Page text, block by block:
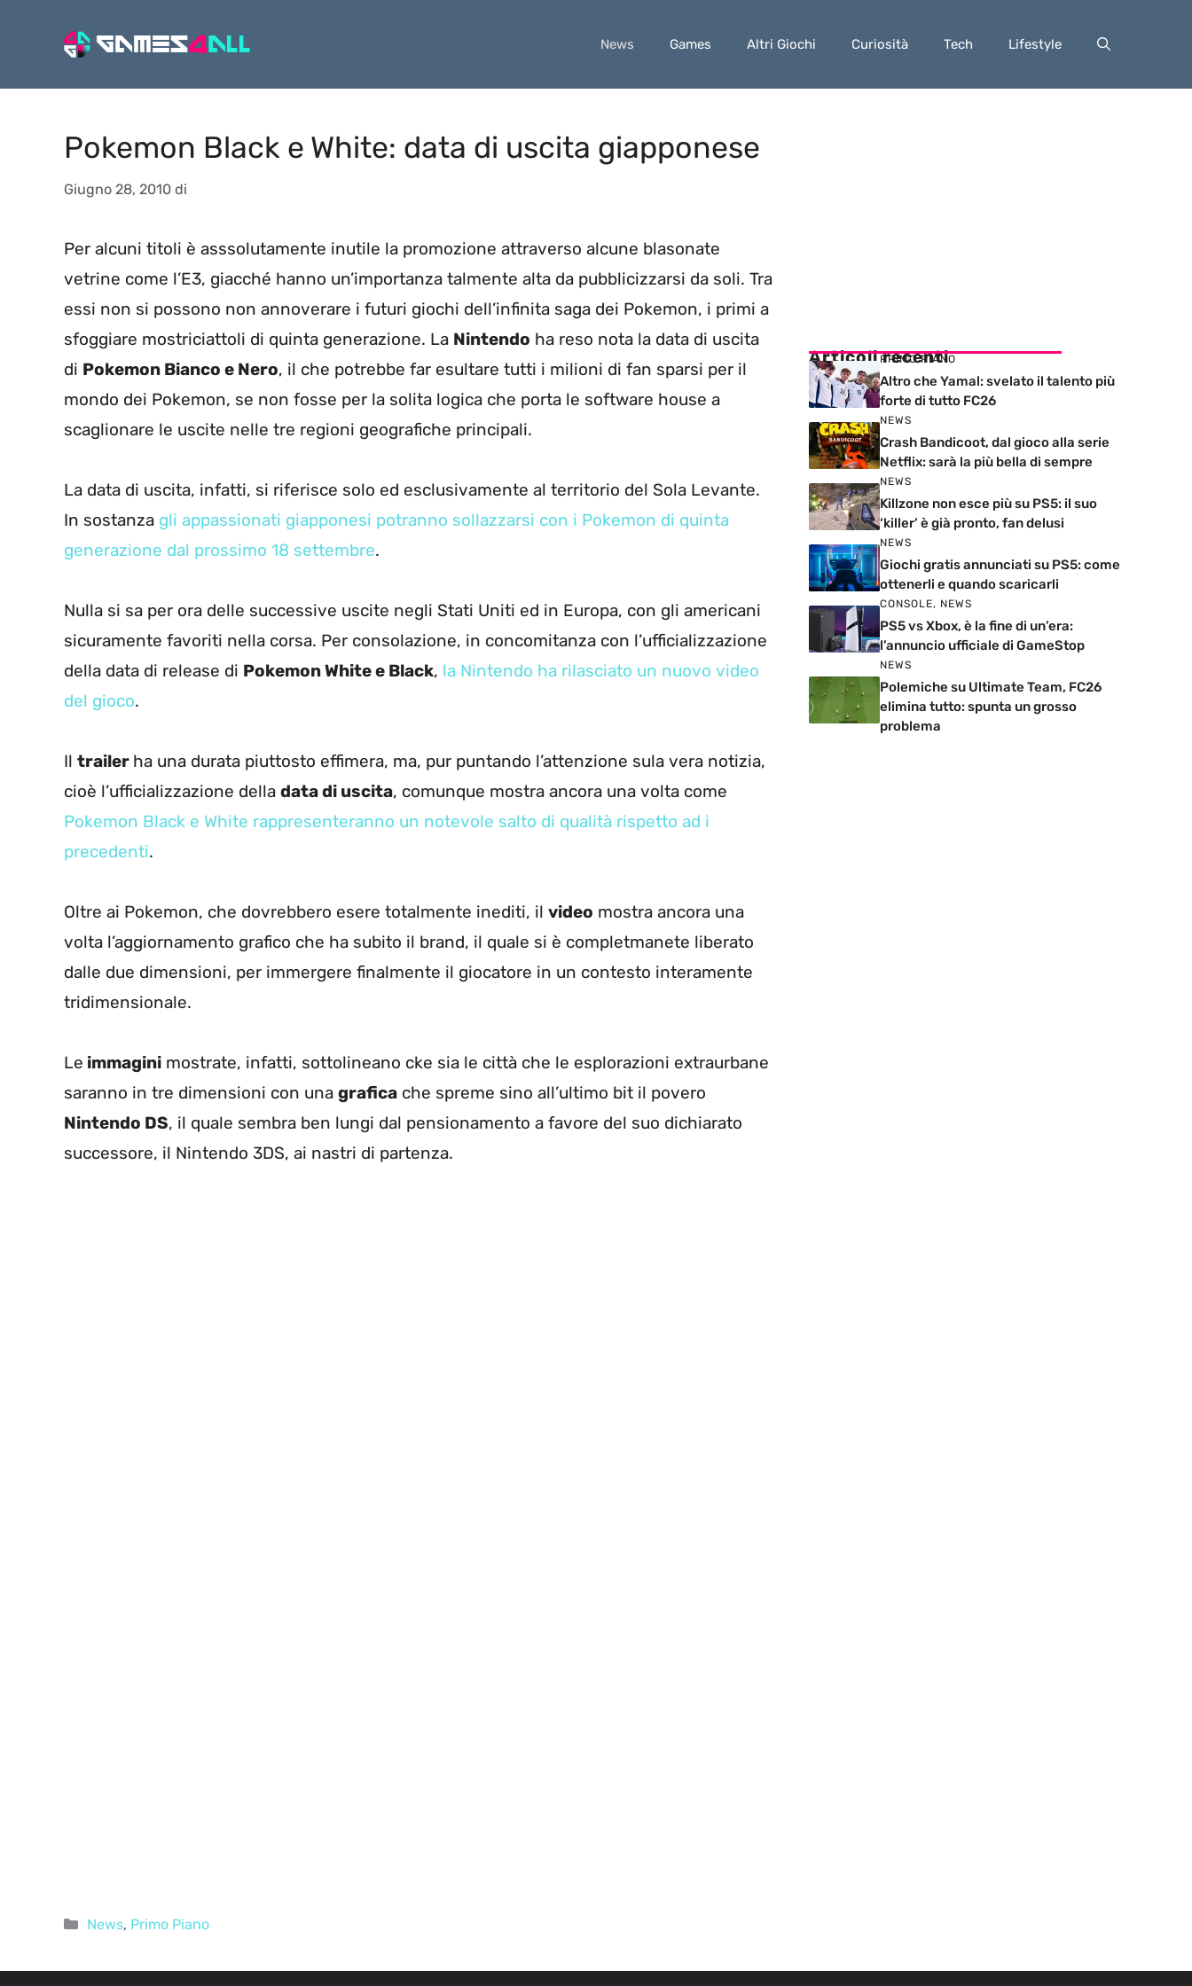
News Games Altri Giochi Curiosità Tech Lifestyle
Pokemon Black e White: data di uscita giapponese
Giugno 28, 2010 di
Per alcuni titoli è asssolutamente inutile la promozione attraverso alcune blasonate
vetrine come l’E3, giacché hanno un’importanza talmente alta da pubblicizzarsi da soli. Tra
essi non si possono non annoverare i futuri giochi dell’infinita saga dei Pokemon, i primi a
sfoggiare mostriciattoli di quinta generazione. La Nintendo ha reso nota la data di uscita
di Pokemon Bianco e Nero, il che potrebbe far esultare tutti i milioni di fan sparsi per il
mondo dei Pokemon, se non fosse per la solita logica che porta le software house a
scaglionare le uscite nelle tre regioni geografiche principali.
La data di uscita, infatti, si riferisce solo ed esclusivamente al territorio del Sola Levante.
In sostanza gli appassionati giapponesi potranno sollazzarsi con i Pokemon di quinta
generazione dal prossimo 18 settembre.
Nulla si sa per ora delle successive uscite negli Stati Uniti ed in Europa, con gli americani
sicuramente favoriti nella corsa. Per consolazione, in concomitanza con l’ufficializzazione
della data di release di Pokemon White e Black, la Nintendo ha rilasciato un nuovo video
del gioco.
Il trailer ha una durata piuttosto effimera, ma, pur puntando l’attenzione sula vera notizia,
cioè l’ufficializzazione della data di uscita, comunque mostra ancora una volta come
Pokemon Black e White rappresenteranno un notevole salto di qualità rispetto ad i
precedenti.
Oltre ai Pokemon, che dovrebbero esere totalmente inediti, il video mostra ancora una
volta l’aggiornamento grafico che ha subito il brand, il quale si è completmanete liberato
dalle due dimensioni, per immergere finalmente il giocatore in un contesto interamente
tridimensionale.
Le immagini mostrate, infatti, sottolineano cke sia le città che le esplorazioni extraurbane
saranno in tre dimensioni con una grafica che spreme sino all’ultimo bit il povero
Nintendo DS, il quale sembra ben lungi dal pensionamento a favore del suo dichiarato
successore, il Nintendo 3DS, ai nastri di partenza.
Categorie
News, Primo Piano
Articoli recenti
PRIMO PIANO
Altro che Yamal: svelato il talento più
forte di tutto FC26
NEWS
Crash Bandicoot, dal gioco alla serie
Netflix: sarà la più bella di sempre
NEWS
Killzone non esce più su PS5: il suo
‘killer’ è già pronto, fan delusi
NEWS
Giochi gratis annunciati su PS5: come
ottenerli e quando scaricarli
CONSOLE, NEWS
PS5 vs Xbox, è la fine di un’era:
l’annuncio ufficiale di GameStop
NEWS
Polemiche su Ultimate Team, FC26
elimina tutto: spunta un grosso
problema